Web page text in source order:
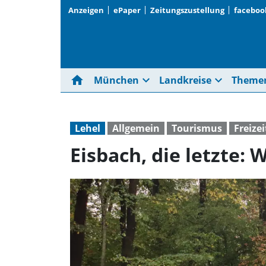
Anzeigen ePaper Zeitungszustellung
home München expand_more Landkreise expand_more
Lehel Allgemein Tourismus
Eisbach, die letzte: